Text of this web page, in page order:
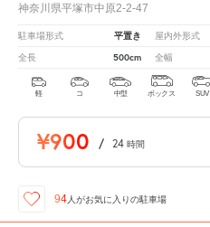
神奈川県平塚市中原2-2-47
駐車場形式 平置き 屋内外形式
全長 500cm 全幅
軽 コ 中型 ボックス SUV
¥900 / 24 時間
94 人がお気に入りの駐車場